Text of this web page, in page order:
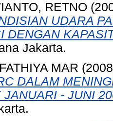
RETNO
UDARA
DENGAN
Jakarta.
MAR
DALAM
JANUARI - JUNI